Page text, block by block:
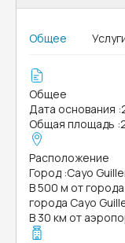
Общее
Общее
Дата основания :
Общая площадь :
Расположение
Город :Cayo
В 500 м от
города Cayo
В 30 км от